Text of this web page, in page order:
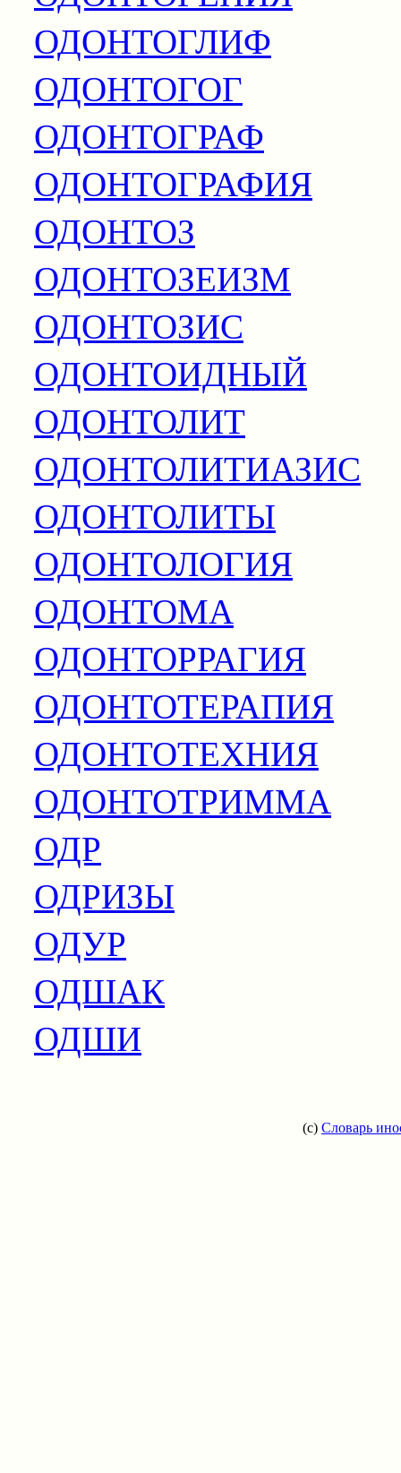
ОДОНТОГЛИФ
ОДОНТОГОГ
ОДОНТОГРАФ
ОДОНТОГРАФИЯ
ОДОНТОЗ
ОДОНТОЗЕИЗМ
ОДОНТОЗИС
ОДОНТОИДНЫЙ
ОДОНТОЛИТ
ОДОНТОЛИТИАЗИС
ОДОНТОЛИТЫ
ОДОНТОЛОГИЯ
ОДОНТОМА
ОДОНТОРРАГИЯ
ОДОНТОТЕРАПИЯ
ОДОНТОТЕХНИЯ
ОДОНТОТРИММА
ОДР
ОДРИЗЫ
ОДУР
ОДШАК
ОДШИ
(c) Словарь